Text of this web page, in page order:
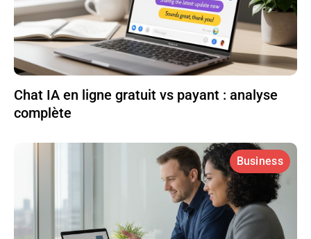
Chat IA en ligne gratuit vs payant : analyse
complète
Business